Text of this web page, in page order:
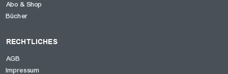
Abo & Shop
Bücher
RECHTLICHES
AGB
Impressum